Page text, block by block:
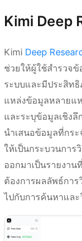
Kimi Deep
Kimi Deep
ช่วยให้ผู้ใช้สำรวจ
ระบบและมีประสิท
แหล่งข้อมูลหลายแห
และระบุข้อมูลเชิง
นำเสนอข้อมูลที่กร
ให้เป็นกระบวนการ
ออกมาเป็นรายงาน
ต้องการผลลัพธ์การ
ไปกับการค้นหาและ